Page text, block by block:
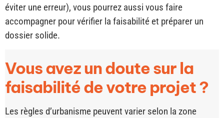
éviter une erreur), vous pourrez aussi vous faire
accompagner pour vérifier la faisabilité et préparer un
dossier solide.
Vous avez un doute sur la
faisabilité de votre projet ?
Les règles d’urbanisme peuvent varier selon la zone